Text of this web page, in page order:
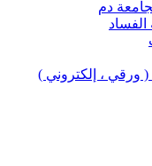
دم
( ورقي ، إلكتروني )